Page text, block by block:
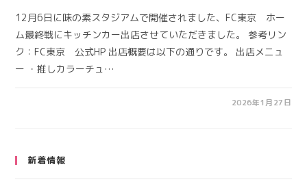
12月6日に味の素スタジアムで開催されました、FC東京 ホー
ム最終戦にキッチンカー出店させていただきました。 参考リン
ク：FC東京 公式HP 出店概要は以下の通りです。 出店メニュ
ー ・推しカラーチュ…
2026年1月27日
新着情報